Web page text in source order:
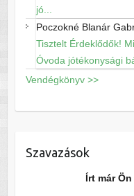
jó...
Poczokné Blanár
Tisztelt Érdeklődők!
Óvoda jótékonysági
Vendégkönyv >>
Szavazások
Írt már